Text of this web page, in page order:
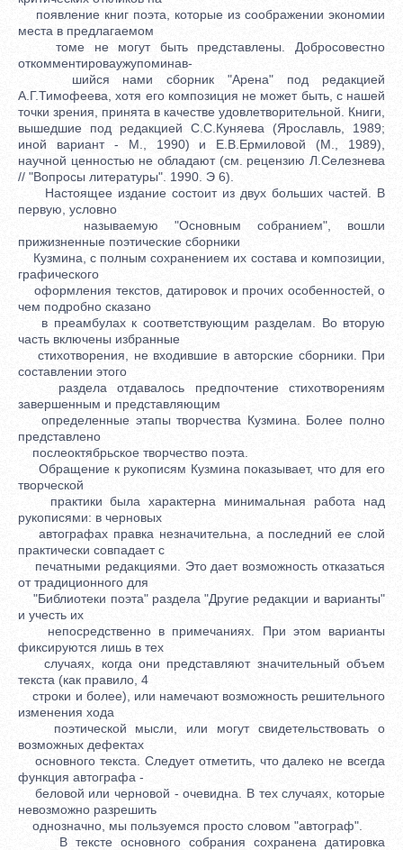
появление книг поэта, которые из соображении экономии
места в предлагаемом
томе не могут быть представлены. Добросовестно
откомментироваужупоминав-
шийся нами сборник "Арена" под редакцией
А.Г.Тимофеева, хотя его композиция не может быть, с нашей
точки зрения, принята в качестве удовлетворительной. Книги,
вышедшие под редакцией С.С.Куняева (Ярославль, 1989;
иной вариант - М., 1990) и Е.В.Ермиловой (М., 1989),
научной ценностью не обладают (см. рецензию Л.Селезнева
// "Вопросы литературы". 1990. Э 6).
Настоящее издание состоит из двух больших частей. В
первую, условно
называемую "Основным собранием", вошли
прижизненные поэтические сборники
Кузмина, с полным сохранением их состава и композиции,
графического
оформления текстов, датировок и прочих особенностей, о
чем подробно сказано
в преамбулах к соответствующим разделам. Во вторую
часть включены избранные
стихотворения, не входившие в авторские сборники. При
составлении этого
раздела отдавалось предпочтение стихотворениям
завершенным и представляющим
определенные этапы творчества Кузмина. Более полно
представлено
послеоктябрьское творчество поэта.
Обращение к рукописям Кузмина показывает, что для его
творческой
практики была характерна минимальная работа над
рукописями: в черновых
автографах правка незначительна, а последний ее слой
практически совпадает с
печатными редакциями. Это дает возможность отказаться
от традиционного для
"Библиотеки поэта" раздела "Другие редакции и варианты"
и учесть их
непосредственно в примечаниях. При этом варианты
фиксируются лишь в тех
случаях, когда они представляют значительный объем
текста (как правило, 4
строки и более), или намечают возможность решительного
изменения хода
поэтической мысли, или могут свидетельствовать о
возможных дефектах
основного текста. Следует отметить, что далеко не всегда
функция автографа -
беловой или черновой - очевидна. В тех случаях, которые
невозможно разрешить
однозначно, мы пользуемся просто словом "автограф".
В тексте основного собрания сохранена датировка